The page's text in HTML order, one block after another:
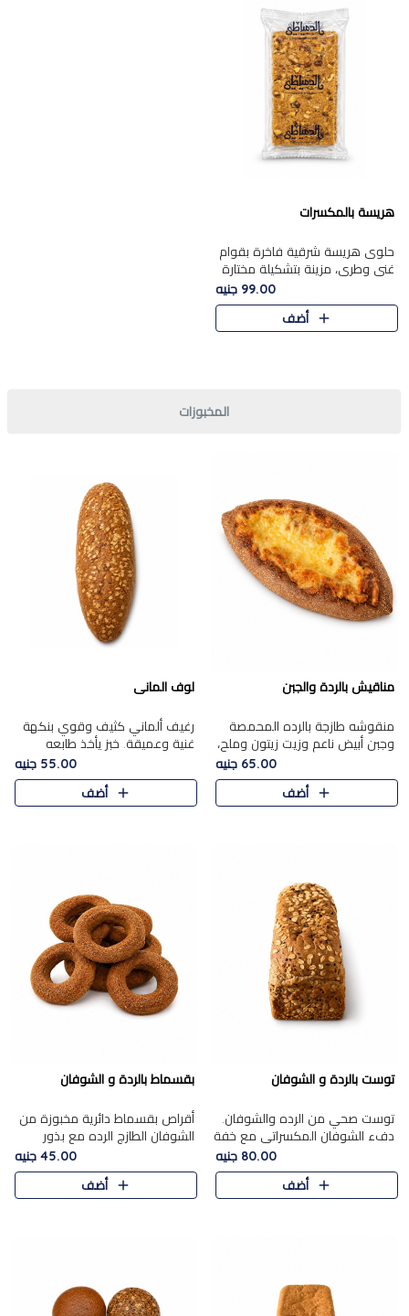
هريسة بالمكسرات
حلوى هريسة شرقية فاخرة بقوام
غني وطري، مزينة بتشكيلة مختارة
من المكسرات الفاخرة التي تضيف
قرمشة مميزة ونكهة غنية في كل
قطعة. تجمع بين المذاق..
99.00 جنيه
أضف
المخبوزات
مناقيش بالردة والجبن
منقوشه طازجة بالرده المحمصة
وجبن أبيض ناعم وزيت زيتون وملح،
مباشرة من الفرن.الرده مع نعومة
الجبن فوق عجينة طازجة.
65.00 جنيه
أضف
لوف المانى
رغيف ألماني كثيف وقوي بنكهة
غنية وعميقة. خبز يأخذ طابعه
55.00 جنيه
أضف
توست بالردة و الشوفان
توست صحي من الرده والشوفان.
دفء الشوفان المكسراتي مع خفة
80.00 جنيه
أضف
بقسماط بالردة و الشوفان
أقراص بقسماط دائرية مخبوزة من
الشوفان الطازج الرده مع بذور
مختارة. قرمشة الحبوب والبذور،
بداية صحية لكل صباح.
45.00 جنيه
أضف